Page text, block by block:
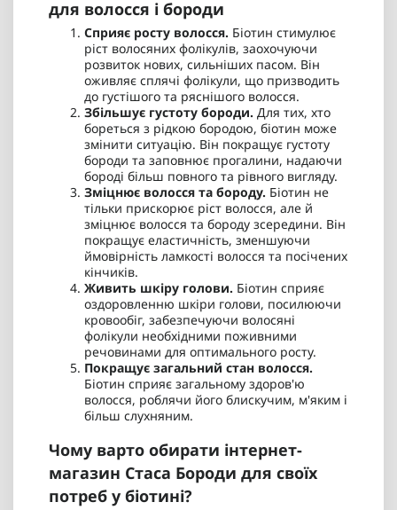
для волосся і бороди
Сприяє росту волосся. Біотин стимулює
ріст волосяних фолікулів, заохочуючи
розвиток нових, сильніших пасом. Він
оживляє сплячі фолікули, що призводить
до густішого та ряснішого волосся.
Збільшує густоту бороди. Для тих, хто
бореться з рідкою бородою, біотин може
змінити ситуацію. Він покращує густоту
бороди та заповнює прогалини, надаючи
бороді більш повного та рівного вигляду.
Зміцнює волосся та бороду. Біотин не
тільки прискорює ріст волосся, але й
зміцнює волосся та бороду зсередини. Він
покращує еластичність, зменшуючи
ймовірність ламкості волосся та посічених
кінчиків.
Живить шкіру голови. Біотин сприяє
оздоровленню шкіри голови, посилюючи
кровообіг, забезпечуючи волосяні
фолікули необхідними поживними
речовинами для оптимального росту.
Покращує загальний стан волосся.
Біотин сприяє загальному здоров'ю
волосся, роблячи його блискучим, м'яким і
більш слухняним.
Чому варто обирати інтернет-
магазин Стаса Бороди для своїх
потреб у біотині?